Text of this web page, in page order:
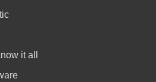
it all